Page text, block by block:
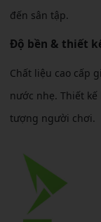
đến sân tập.
Độ bền & thiết
Chất liệu cao cấp
nước nhẹ. Thiết
tượng người chơi.